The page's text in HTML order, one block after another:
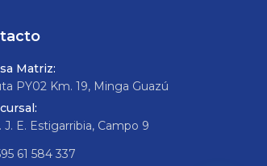
Matriz:
PY02 Km. 19, Minga Guazú
J. E. Estigarribia, Campo 9
61 584 337